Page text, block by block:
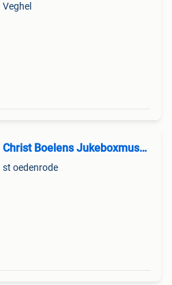
Veghel
Christ Boelens Jukeboxmuseum
st oedenrode